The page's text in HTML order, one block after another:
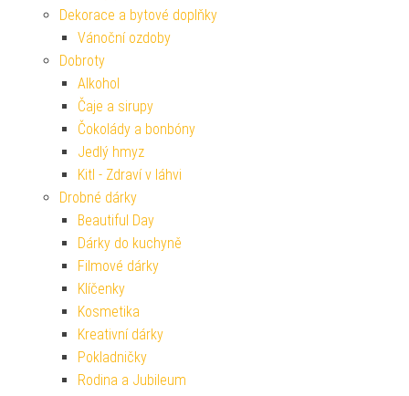
Dekorace a bytové doplňky
Vánoční ozdoby
Dobroty
Alkohol
Čaje a sirupy
Čokolády a bonbóny
Jedlý hmyz
Kitl - Zdraví v láhvi
Drobné dárky
Beautiful Day
Dárky do kuchyně
Filmové dárky
Klíčenky
Kosmetika
Kreativní dárky
Pokladničky
Rodina a Jubileum